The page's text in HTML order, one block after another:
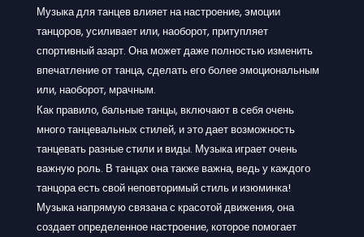
Музыка для танцев влияет на настроение, эмоции
танцоров, усиливает или, наоборот, притупляет
спортивный азарт. Она может даже полностью изменить
впечатление от танца, сделать его более эмоциональным
или, наоборот, мрачным.
Как правило, бальные танцы, включают в себя очень
много танцевальных стилей, и это дает возможность
танцевать разные стили и виды. Музыка играет очень
важную роль. В танцах она также важна, ведь у каждого
танцора есть свой неповторимый стиль и изюминка!
Музыка напрямую связана с красотой движения, она
создает определенное настроение, которое помогает